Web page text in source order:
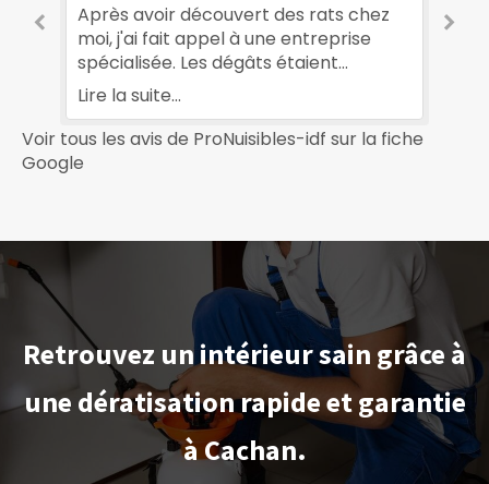
Après avoir découvert des rats chez
moi, j'ai fait appel à une entreprise
spécialisée. Les dégâts étaient
importants. Au bout de quelques mois,
régulier a été très rassurant. Je suis
reconnaissant à l'entreprise
Lire la suite...
Voir tous les avis de ProNuisibles-idf sur la fiche
Google
Retrouvez un intérieur sain grâce à
une dératisation rapide et garantie
à Cachan.